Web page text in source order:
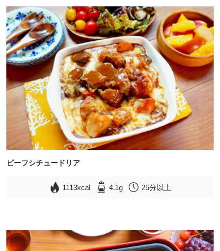
ビーフシチュードリア
1113kcal 4.1g 25分以上